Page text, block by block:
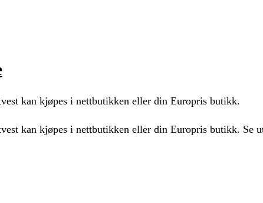
kan kjøpes i nettbutikken eller din Europris butikk.
kan kjøpes i nettbutikken eller din Europris butikk. Se